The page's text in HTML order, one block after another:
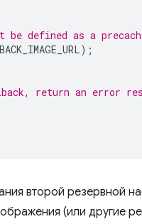
be defined as a
);
return an error
второй резервной
(или другие